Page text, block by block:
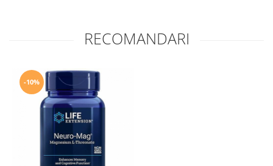
RECOMANDARI
-10%